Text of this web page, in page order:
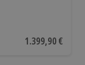
Aktueller Preis
1.399,90 €